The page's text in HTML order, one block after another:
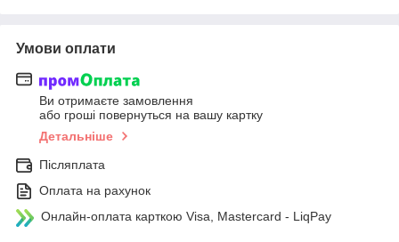
Умови оплати
Ви отримаєте замовлення
або гроші повернуться на вашу картку
Детальніше
Післяплата
Оплата на рахунок
Онлайн-оплата карткою Visa, Mastercard - LiqPay